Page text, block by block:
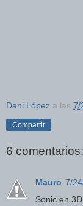
Dani López a las 7/
Compartir
6 comentarios:
Mauro 7/
Sonic en